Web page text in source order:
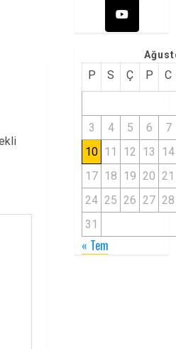
P S Ç P C
3 4 5 6
7
10 11 12 13
14
17 18 19 20 21
24 25 26 27 28
31
« Tem